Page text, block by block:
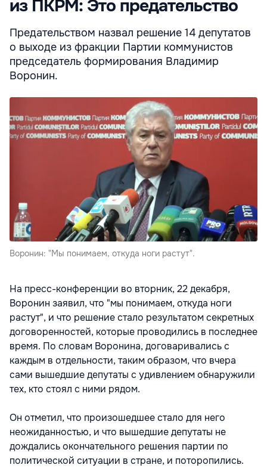
из ПКРМ: Это предательство
Предательством назвал решение 14 депутатов
о выходе из фракции Партии коммунистов
председатель формирования Владимир
Воронин.
Воронин: "Мы понимаем, откуда ноги растут".
На пресс-конференции во вторник, 22 декабря,
Воронин заявил, что "мы понимаем, откуда ноги
растут", и что решение стало результатом секретных
договоренностей, которые проводились в последнее
время. По словам Воронина, договаривались с
каждым в отдельности, таким образом, что вчера
сами вышедшие депутаты с удивлением обнаружили
тех, кто стоял с ними рядом.
Он отметил, что произошедшее стало для него
неожиданностью, и что вышедшие депутаты не
дождались окончательного решения партии по
политической ситуации в стране, и поторопились.